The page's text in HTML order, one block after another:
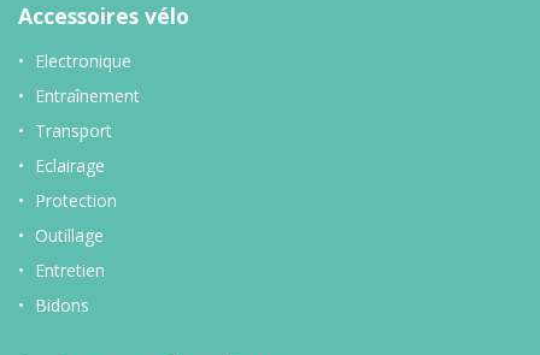
Accessoires vélo
Electronique
Entraînement
Transport
Eclairage
Protection
Outillage
Entretien
Bidons